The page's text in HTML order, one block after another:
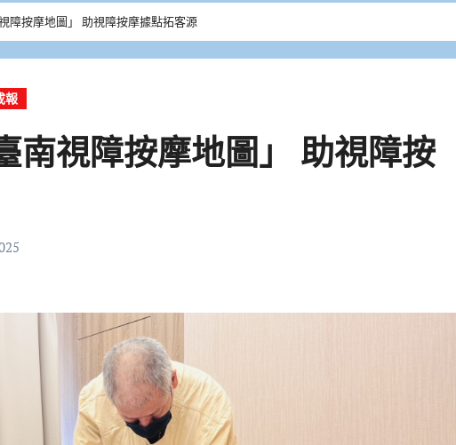
障按摩地圖」 助視障按摩據點拓客源
報
南視障按摩地圖」 助視障按